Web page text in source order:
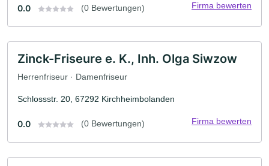
0.0 (0 Bewertungen) Firma bewerten
Zinck-Friseure e. K., Inh. Olga Siwzow
Herrenfriseur · Damenfriseur
Schlossstr. 20, 67292 Kirchheimbolanden
0.0 (0 Bewertungen) Firma bewerten